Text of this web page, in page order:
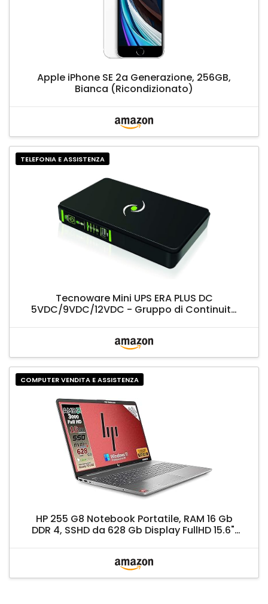
Apple iPhone SE 2a Generazione, 256GB,
Bianca (Ricondizionato)
TELEFONIA E ASSISTENZA
Tecnoware Mini UPS ERA PLUS DC
5VDC/9VDC/12VDC - Gruppo di Continuità
Modem/Router, VOIP, Telecamere -
Funzione POE 24VDC/48VDC - 25W,
Autonomia Fino a 240 Minuti
COMPUTER VENDITA E ASSISTENZA
HP 255 G8 Notebook Portatile, RAM 16 Gb
DDR 4, SSHD da 628 Gb Display FullHD 15.6",
webcam HD, Win 11 Pro 64 bit, Libre office,
pronto All'uso, Garanzia Italia